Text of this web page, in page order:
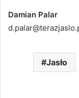
Damian Palar
Jasło